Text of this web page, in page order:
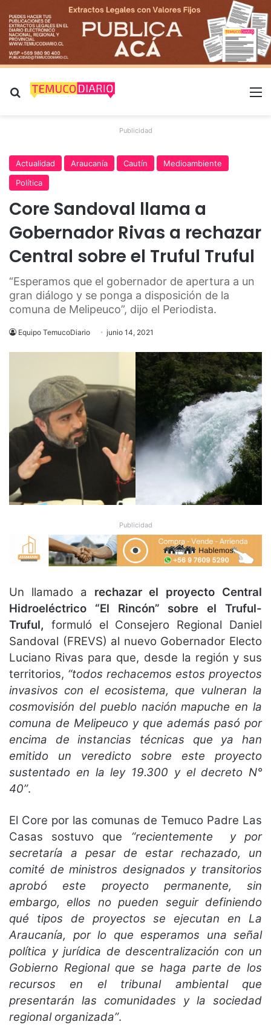
Buscar por
Publicidad
Actualidad Araucanía Cautín
Medioambiente
Política
Core Sandoval llama a
Gobernador Rivas a rechazar
Central sobre el Truful Truful
“Esperamos que el gobernador de apertura a un
gran diálogo y se ponga a disposición de la
comuna de Melipeuco”, dijo el Periodista.
Equipo TemucoDiario junio 14, 2021
Publicidad
Un llamado a rechazar el proyecto Central
Hidroeléctrico “El Rincón” sobre el Truful-
Truful, formuló el Consejero Regional Daniel
Sandoval (FREVS) al nuevo Gobernador Electo
Luciano Rivas para que, desde la región y sus
territorios, “todos rechacemos estos proyectos
invasivos con el ecosistema, que vulneran la
cosmovisión del pueblo nación mapuche en la
comuna de Melipeuco y que además pasó por
encima de instancias técnicas que ya han
emitido un veredicto sobre este proyecto
sustentado en la ley 19.300 y el decreto N°
40”.
El Core por las comunas de Temuco Padre Las
Casas sostuvo que “recientemente y por
secretaría a pesar de estar rechazado, un
comité de ministros designados y transitorios
aprobó este proyecto permanente, sin
embargo, ellos no pueden seguir definiendo
qué tipos de proyectos se ejecutan en La
Araucanía, por lo que esperamos una señal
política y jurídica de descentralización con un
Gobierno Regional que se haga parte de los
recursos en el tribunal ambiental que
presentarán las comunidades y la sociedad
regional organizada”.